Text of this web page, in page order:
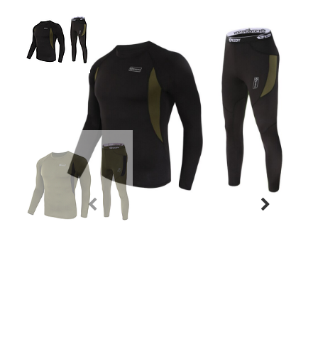
Previous Next